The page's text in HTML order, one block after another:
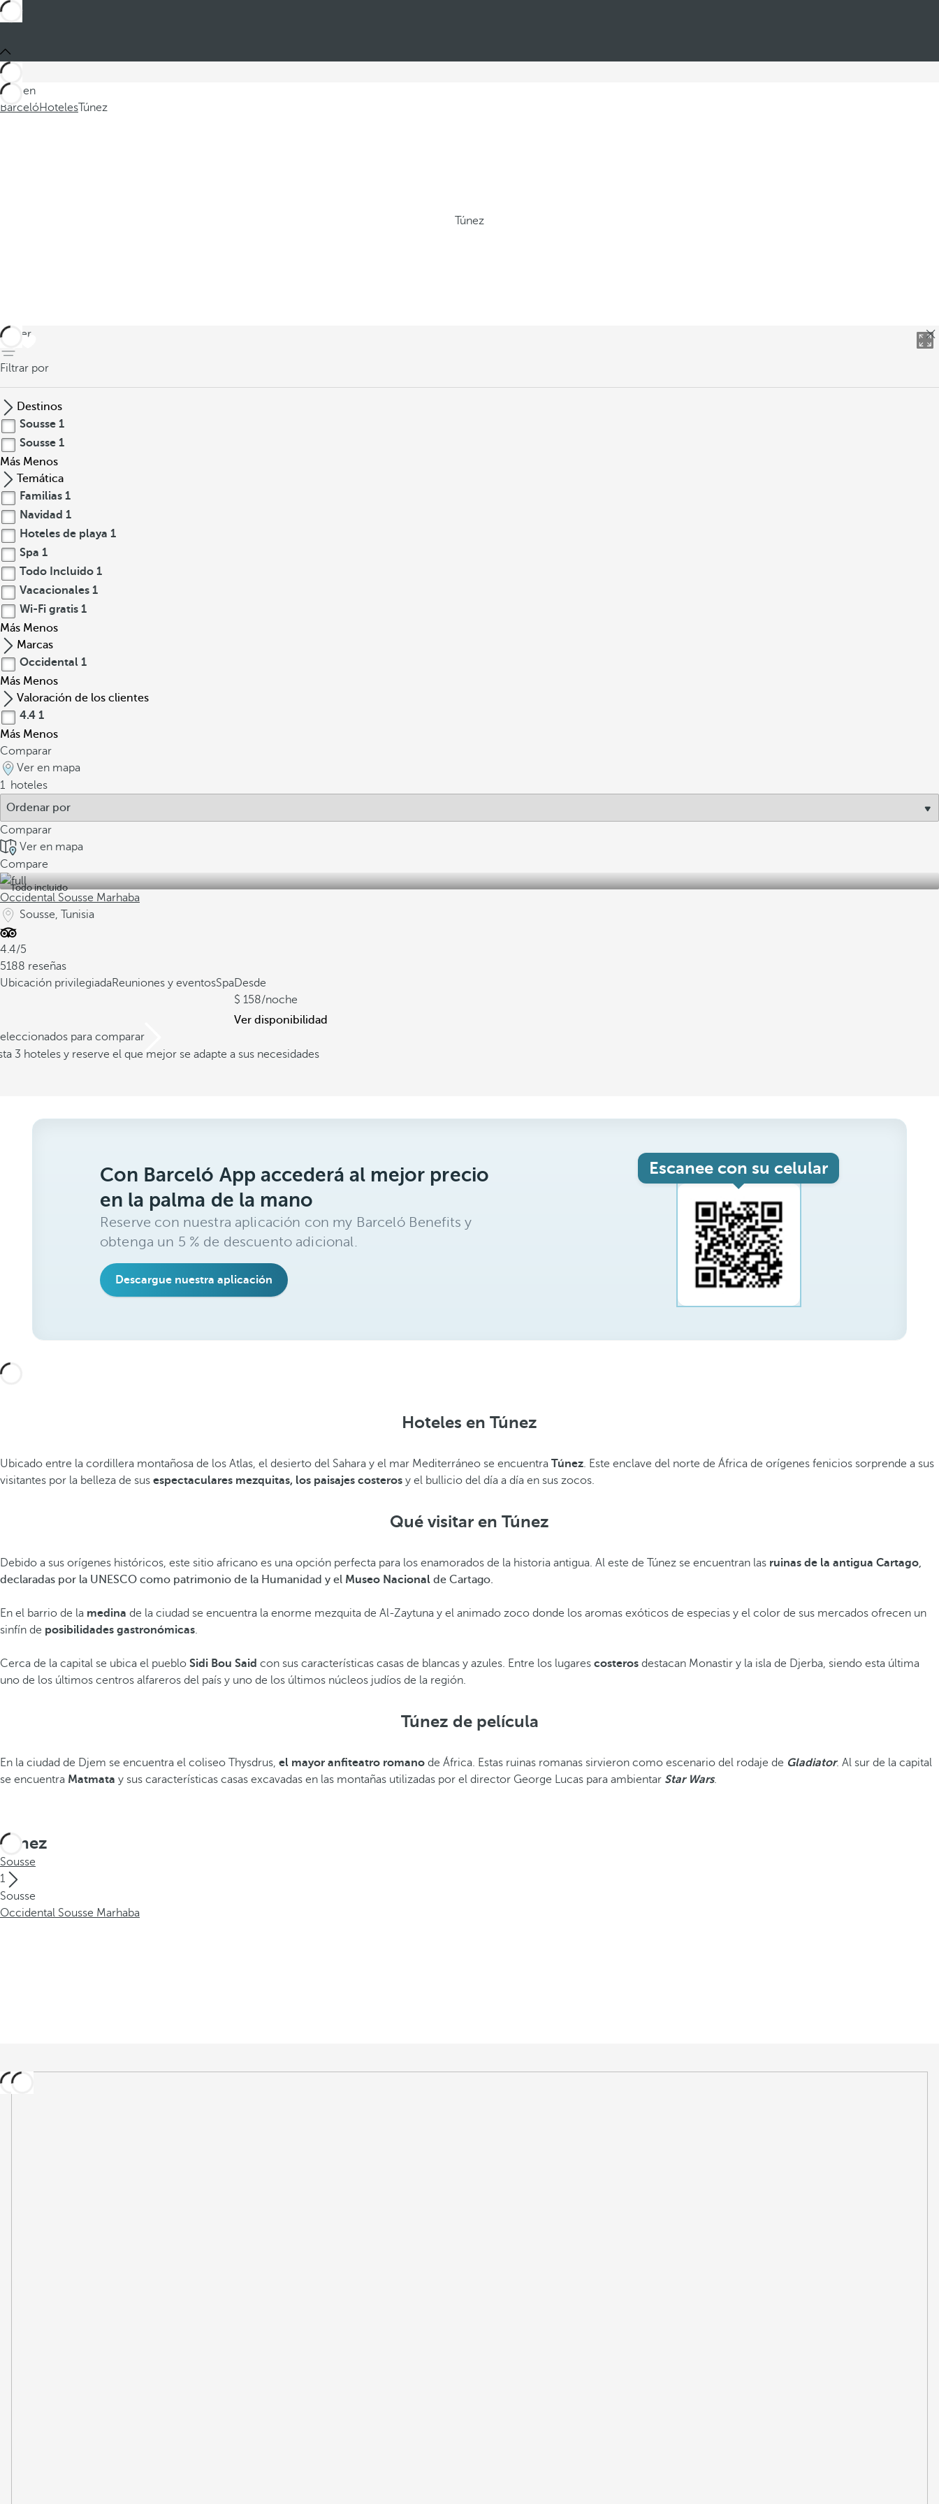
Está en
BarcelóHotelesTúnez
Túnez
volver
Filtrar por
Destinos
Sousse 1
Sousse 1
Más Menos
Temática
Familias 1
Navidad 1
Hoteles de playa 1
Spa 1
Todo Incluido 1
Vacacionales 1
Wi-Fi gratis 1
Más Menos
Marcas
Occidental 1
Más Menos
Valoración de los clientes
4.4 1
Más Menos
Comparar
Ver en mapa
1 hoteles
Comparar
Ver en mapa
Compare
Todo incluido
Occidental Sousse Marhaba
Sousse, Tunisia
4.4/5
5188 reseñas
Ubicación privilegiadaReuniones y eventosSpaDesde
158/noche
Ver disponibilidad
para comparar
3 hoteles y reserve el que mejor se adapte a sus necesidades
Con Barceló App accederá al mejor precio
en la palma de la mano
Reserve con nuestra aplicación con my Barceló Benefits y
obtenga un 5 % de descuento adicional.
Descargue nuestra aplicación
Escanee con su celular
Hoteles en Túnez
Ubicado entre la cordillera montañosa de los Atlas, el desierto del Sahara y el mar Mediterráneo se encuentra Túnez. Este enclave del norte de África de orígenes fenicios sorprende a sus
visitantes por la belleza de sus espectaculares mezquitas, los paisajes costeros y el bullicio del día a día en sus zocos.
Qué visitar en Túnez
Debido a sus orígenes históricos, este sitio africano es una opción perfecta para los enamorados de la historia antigua. Al este de Túnez se encuentran las ruinas de la antigua Cartago,
declaradas por la UNESCO como patrimonio de la Humanidad y el Museo Nacional de Cartago.
En el barrio de la medina de la ciudad se encuentra la enorme mezquita de Al-Zaytuna y el animado zoco donde los aromas exóticos de especias y el color de sus mercados ofrecen un
sinfín de posibilidades gastronómicas.
Cerca de la capital se ubica el pueblo Sidi Bou Said con sus características casas de blancas y azules. Entre los lugares costeros destacan Monastir y la isla de Djerba, siendo esta última
uno de los últimos centros alfareros del país y uno de los últimos núcleos judíos de la región.
Túnez de película
En la ciudad de Djem se encuentra el coliseo Thysdrus, el mayor anfiteatro romano de África. Estas ruinas romanas sirvieron como escenario del rodaje de Gladiator. Al sur de la capital
se encuentra Matmata y sus características casas excavadas en las montañas utilizadas por el director George Lucas para ambientar Star Wars.
Túnez
Sousse
1
Sousse
Occidental Sousse Marhaba